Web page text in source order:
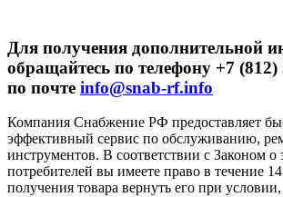
Для получения дополнительной
обращайтесь по телефону +7
по почте info@snab-rf.info
Компания Снабжение РФ предоставляет
эффективный сервис по обслуживанию,
инструментов. В соответствии с Законом о
потребителей вы имеете право в течение
получения товара вернуть его при